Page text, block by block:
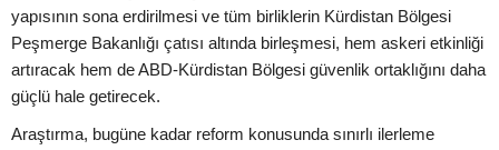
yapısının sona erdirilmesi ve tüm birliklerin Kürdistan Bölgesi
Peşmerge Bakanlığı çatısı altında birleşmesi, hem askeri etkinliği
artıracak hem de ABD-Kürdistan Bölgesi güvenlik ortaklığını daha
güçlü hale getirecek.
Araştırma, bugüne kadar reform konusunda sınırlı ilerleme